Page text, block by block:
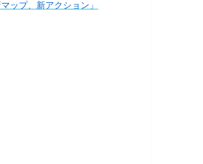
マップ、新アクション」